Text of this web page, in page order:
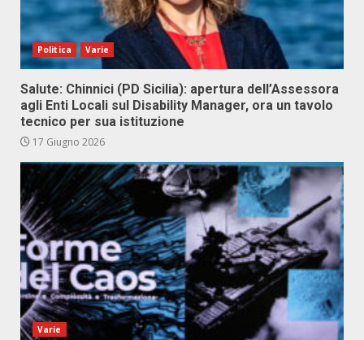
Politica Varie
Salute: Chinnici (PD Sicilia): apertura dell’Assessora
agli Enti Locali sul Disability Manager, ora un tavolo
tecnico per sua istituzione
17 Giugno 2026
Varie